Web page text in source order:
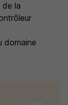
de la
domaine